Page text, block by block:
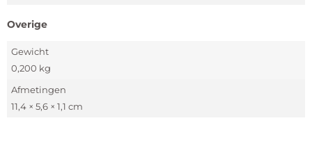
Overige
Gewicht
0,200 kg
Afmetingen
11,4 × 5,6 × 1,1 cm